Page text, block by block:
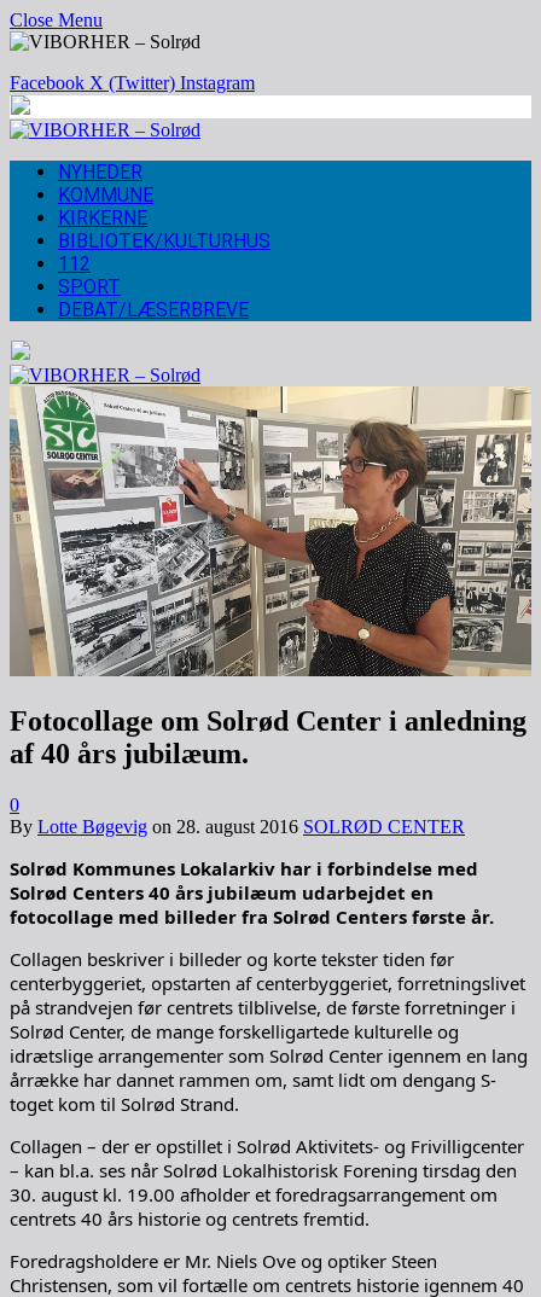
Close Menu
Facebook X (Twitter) Instagram
NYHEDER
KOMMUNE
KIRKERNE
BIBLIOTEK/KULTURHUS
112
SPORT
DEBAT/LÆSERBREVE
Fotocollage om Solrød Center i anledning
af 40 års jubilæum.
0
By Lotte Bøgevig on 28. august 2016 SOLRØD CENTER
Solrød Kommunes Lokalarkiv har i forbindelse med
Solrød Centers 40 års jubilæum udarbejdet en
fotocollage med billeder fra Solrød Centers første år.
Collagen beskriver i billeder og korte tekster tiden før
centerbyggeriet, opstarten af centerbyggeriet, forretningslivet
på strandvejen før centrets tilblivelse, de første forretninger i
Solrød Center, de mange forskelligartede kulturelle og
idrætslige arrangementer som Solrød Center igennem en lang
årrække har dannet rammen om, samt lidt om dengang S-
toget kom til Solrød Strand.
Collagen – der er opstillet i Solrød Aktivitets- og Frivilligcenter
– kan bl.a. ses når Solrød Lokalhistorisk Forening tirsdag den
30. august kl. 19.00 afholder et foredragsarrangement om
centrets 40 års historie og centrets fremtid.
Foredragsholdere er Mr. Niels Ove og optiker Steen
Christensen, som vil fortælle om centrets historie igennem 40